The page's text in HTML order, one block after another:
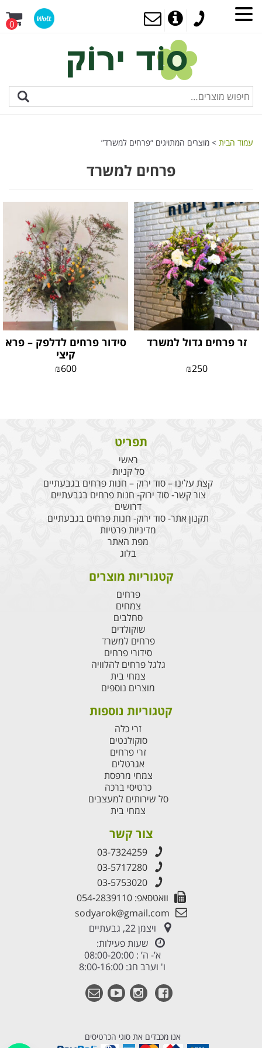
0
עמוד הבית > מוצרים המתויגים “פרחים למשרד”
פרחים למשרד
זר פרחים גדול למשרד
₪250
סידור פרחים לדלפק – פרא
קיצי
₪600
תפריט
ראשי
סל קניות
קצת עלינו – סוד ירוק – חנות פרחים בגבעתיים
צור קשר- סוד ירוק- חנות פרחים בגבעתיים
דרושים
תקנון אתר- סוד ירוק- חנות פרחים בגבעתיים
מדיניות פרטיות
מפת האתר
בלוג
קטגוריות מוצרים
פרחים
צמחים
סחלבים
שוקולדים
פרחים למשרד
סידורי פרחים
גלגל פרחים להלוויה
צמחי בית
מוצרים נוספים
קטגוריות נוספות
זרי כלה
סוקולנטים
זרי פרחים
אגרטלים
צמחי מרפסת
כרטיסי ברכה
סל שירותים למעצבים
צמחי בית
צור קשר
03-7324259
03-5717280
03-5753020
וואטסאפ: 054-2839110
sodyarok@gmail.com
ויצמן 22, גבעתיים
שעות פעילות:
א’- ה’ : 08:00-20:00
ו' וערב חג: 8:00-16:00
אנו מכבדים את סוגי הכרטיסים